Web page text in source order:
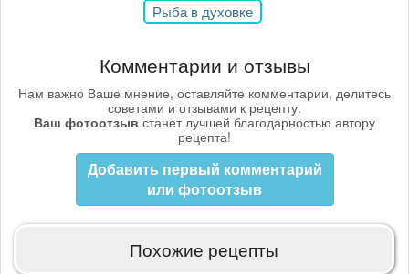
Рыба в духовке
Комментарии и отзывы
Нам важно Ваше мнение, оставляйте комментарии, делитесь
советами и отзывами к рецепту.
Ваш фотоотзыв станет лучшей благодарностью автору
рецепта!
Добавить первый комментарий
или фотоотзыв
Похожие рецепты